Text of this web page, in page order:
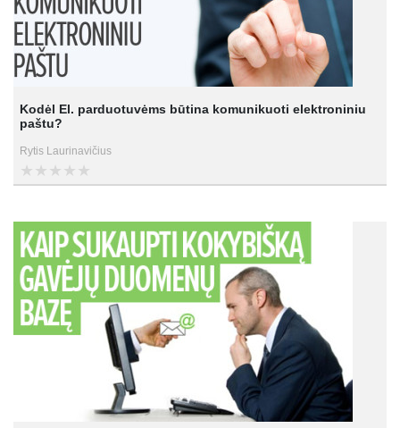
Kodėl El. parduotuvėms būtina komunikuoti elektroniniu
paštu?
Rytis Laurinavičius